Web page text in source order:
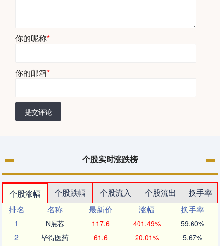
你的昵称*
你的邮箱*
提交评论
个股实时涨跌榜
个股涨幅 个股跌幅 个股流入 个股流出
换手率
排名
名称 最新价 涨幅
换手率
1
N展芯 117.6 401.49% 59.60%
2 毕得医药 61.6 20.01% 5.67%